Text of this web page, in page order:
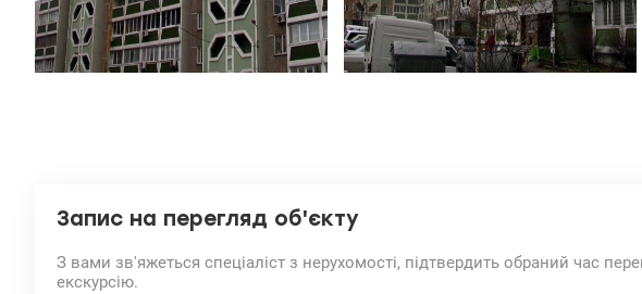
Запис на перегляд об'єкту
З вами зв'яжеться спеціаліст з нерухомості, підтвердить обраний час
екскурсію.